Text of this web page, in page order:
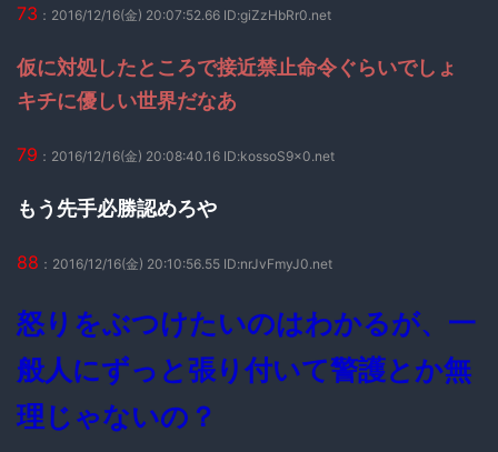
73 ：2016/12/16(金) 20:07:52.66 ID:giZzHbRr0.net
仮に対処したところで接近禁止命令ぐらいでしょ
キチに優しい世界だなあ
79 ：2016/12/16(金) 20:08:40.16 ID:kossoS9x0.net
もう先手必勝認めろや
88 ：2016/12/16(金) 20:10:56.55 ID:nrJvFmyJ0.net
怒りをぶつけたいのはわかるが、一
般人にずっと張り付いて警護とか無
理じゃないの？